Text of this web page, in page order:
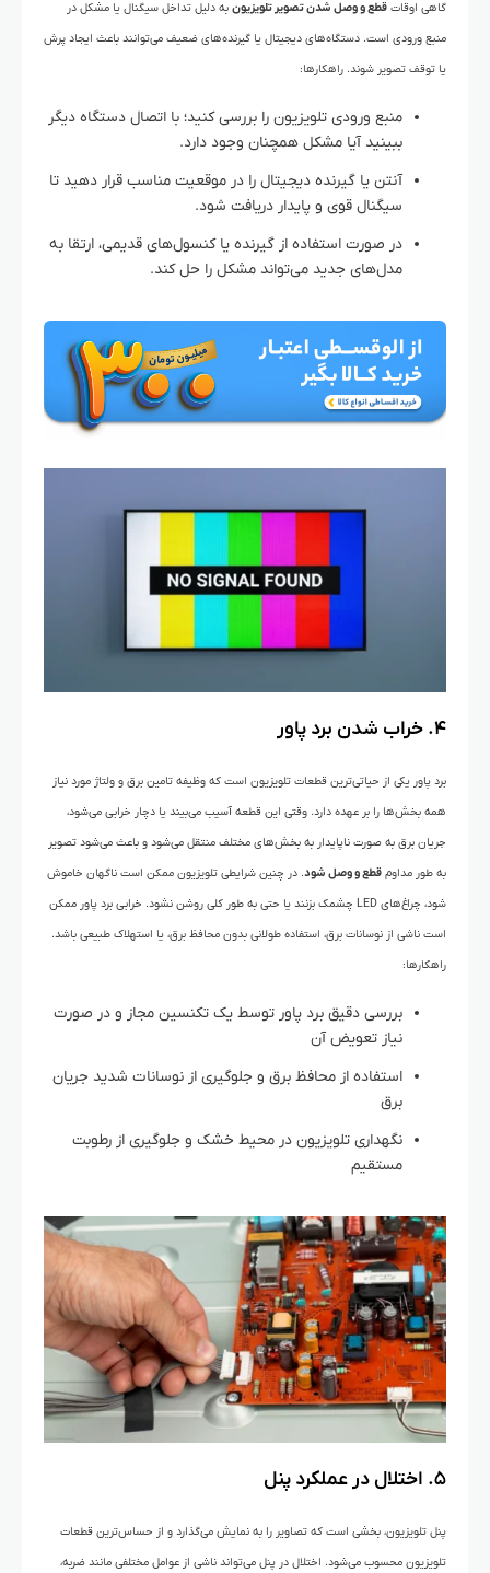
گاهی اوقات قطع و وصل شدن تصویر تلویزیون به دلیل تداخل سیگنال یا مشکل در
منبع ورودی است. دستگاه‌های دیجیتال یا گیرنده‌های ضعیف می‌توانند باعث ایجاد پرش
یا توقف تصویر شوند. راهکارها:
منبع ورودی تلویزیون را بررسی کنید؛ با اتصال دستگاه دیگر
ببینید آیا مشکل همچنان وجود دارد.
آنتن یا گیرنده دیجیتال را در موقعیت مناسب قرار دهید تا
سیگنال قوی و پایدار دریافت شود.
در صورت استفاده از گیرنده یا کنسول‌های قدیمی، ارتقا به
مدل‌های جدید می‌تواند مشکل را حل کند.
۴. خراب شدن برد پاور
برد پاور یکی از حیاتی‌ترین قطعات تلویزیون است که وظیفه تامین برق و ولتاژ مورد نیاز
همه بخش‌ها را بر عهده دارد. وقتی این قطعه آسیب می‌بیند یا دچار خرابی می‌شود،
جریان برق به صورت ناپایدار به بخش‌های مختلف منتقل می‌شود و باعث می‌شود تصویر
به طور مداوم قطع و وصل شود. در چنین شرایطی تلویزیون ممکن است ناگهان خاموش
شود، چراغ‌های LED چشمک بزنند یا حتی به طور کلی روشن نشود. خرابی برد پاور ممکن
است ناشی از نوسانات برق، استفاده طولانی بدون محافظ برق، یا استهلاک طبیعی باشد.
راهکارها:
بررسی دقیق برد پاور توسط یک تکنسین مجاز و در صورت
نیاز تعویض آن
استفاده از محافظ برق و جلوگیری از نوسانات شدید جریان
برق
نگهداری تلویزیون در محیط خشک و جلوگیری از رطوبت
مستقیم
۵. اختلال در عملکرد پنل
پنل تلویزیون، بخشی است که تصاویر را به نمایش می‌گذارد و از حساس‌ترین قطعات
تلویزیون محسوب می‌شود. اختلال در پنل می‌تواند ناشی از عوامل مختلفی مانند ضربه،